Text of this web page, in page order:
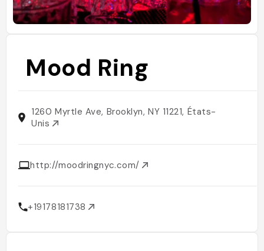
Mood Ring
1260 Myrtle Ave, Brooklyn, NY 11221, États-
Unis
http://moodringnyc.com/
+19178181738